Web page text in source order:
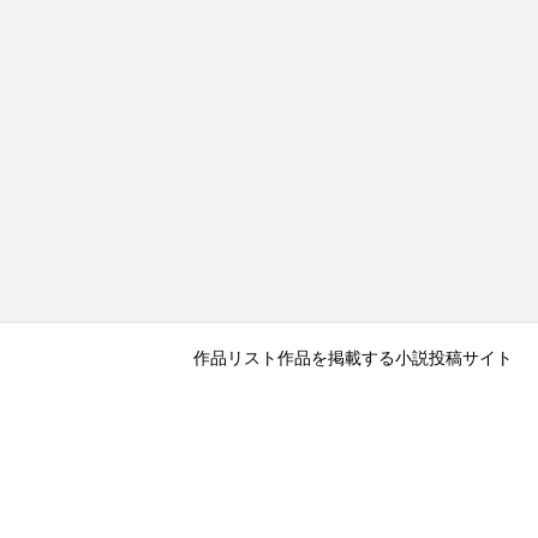
作品リスト作品を掲載する小説投稿サイト